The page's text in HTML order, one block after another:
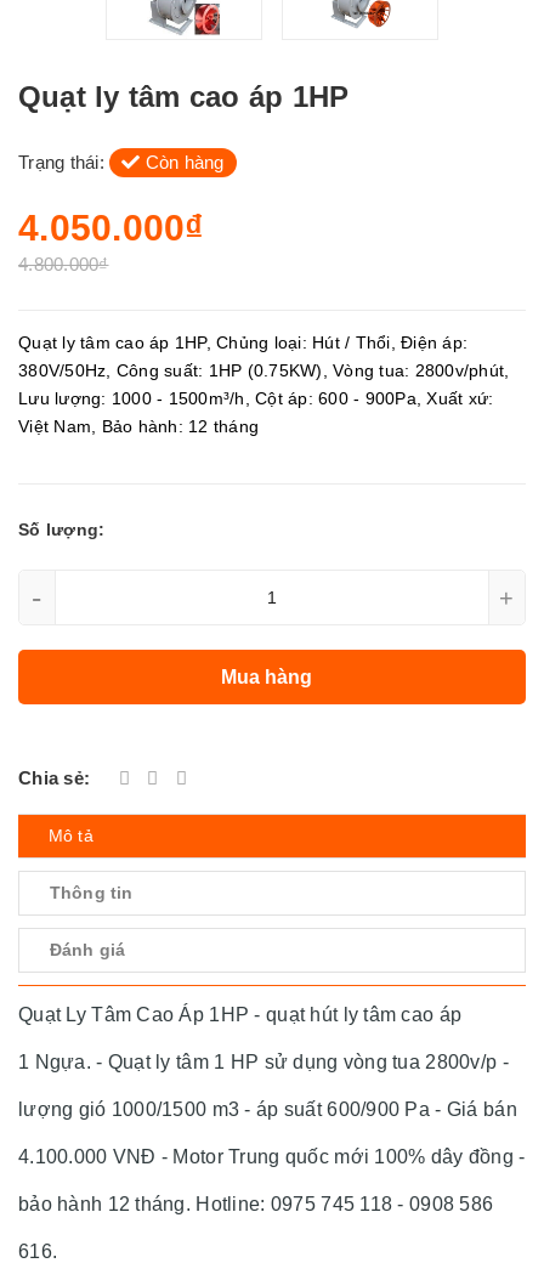
Quạt ly tâm cao áp 1HP
Trạng thái: Còn hàng
4.050.000₫
4.800.000₫
Quạt ly tâm cao áp 1HP, Chủng loại: Hút / Thổi, Điện áp:
380V/50Hz, Công suất: 1HP (0.75KW), Vòng tua: 2800v/phút,
Lưu lượng: 1000 - 1500m³/h, Cột áp: 600 - 900Pa, Xuất xứ:
Việt Nam, Bảo hành: 12 tháng
Số lượng:
- +
Mua hàng
Chia sẻ:
Mô tả
Thông tin
Đánh giá
Quạt Ly Tâm Cao Áp 1HP - quạt hút ly tâm cao áp
1 Ngựa. - Quạt ly tâm 1 HP sử dụng vòng tua 2800v/p -
lượng gió 1000/1500 m3 - áp suất 600/900 Pa - Giá bán
4.100.000 VNĐ - Motor Trung quốc mới 100% dây đồng -
bảo hành 12 tháng. Hotline: 0975 745 118 - 0908 586
616.